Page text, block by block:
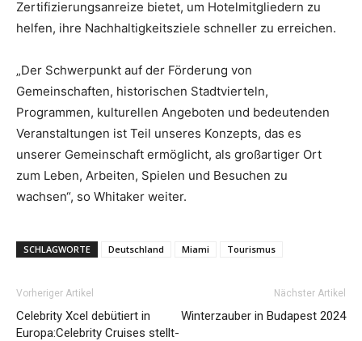
Zertifizierungsanreize bietet, um Hotelmitgliedern zu
helfen, ihre Nachhaltigkeitsziele schneller zu erreichen.
„Der Schwerpunkt auf der Förderung von
Gemeinschaften, historischen Stadtvierteln,
Programmen, kulturellen Angeboten und bedeutenden
Veranstaltungen ist Teil unseres Konzepts, das es
unserer Gemeinschaft ermöglicht, als großartiger Ort
zum Leben, Arbeiten, Spielen und Besuchen zu
wachsen“, so Whitaker weiter.
SCHLAGWORTE Deutschland Miami Tourismus
Vorheriger Artikel
Celebrity Xcel debütiert in
Europa:Celebrity Cruises stellt-
Nächster Artikel
Winterzauber in Budapest 2024